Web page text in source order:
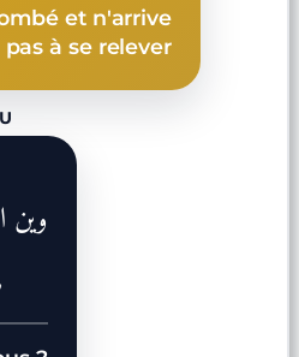
et n'arrive
pas à se relever
وين